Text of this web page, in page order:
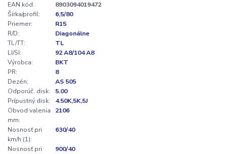
EAN kód:
8903094019472
Šírka/profil:
6,5/80
Priemer:
R15
R/D:
Diagonálne
TL/TT:
TL
LI/SI:
92 A8/104 A8
Výrobca:
BKT
PR:
8
Dezén:
AS 505
Odporúč. disk:
5.00
Prípustný disk:
4.50K,5K,5J
Obvod valenia
mm:
2106
Nosnosť pri
km/h (1):
630/40
Nosnosť pri
900/40